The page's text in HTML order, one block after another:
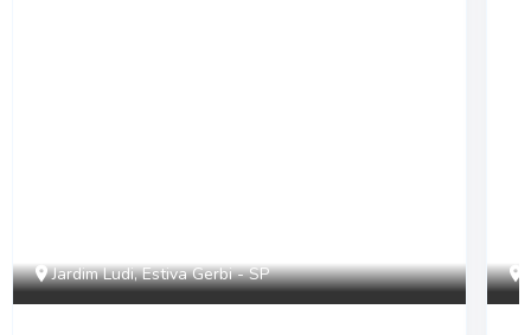
Jardim Ludi, Estiva Gerbi - SP